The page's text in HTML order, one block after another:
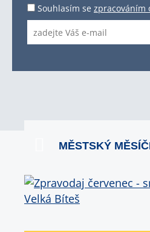
Souhlasím se zpracováním
MĚSTSKÝ